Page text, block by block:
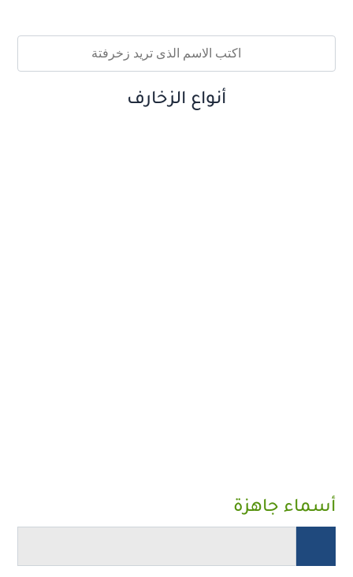
أنواع الزخارف
أسماء جاهزة